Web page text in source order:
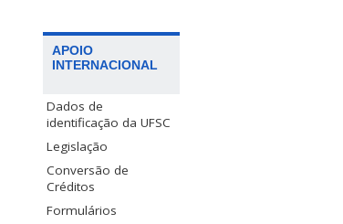
APOIO
INTERNACIONAL
Dados de
identificação da UFSC
Legislação
Conversão de
Créditos
Formulários